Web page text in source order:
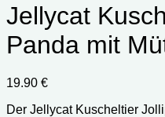
Jellycat
Panda mit
19.90 €
Der Jellycat Kuscheltier